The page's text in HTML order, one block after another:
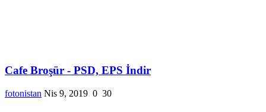
Cafe Broşür - PSD, EPS İndir
fotonistan Nis 9, 2019 0 30